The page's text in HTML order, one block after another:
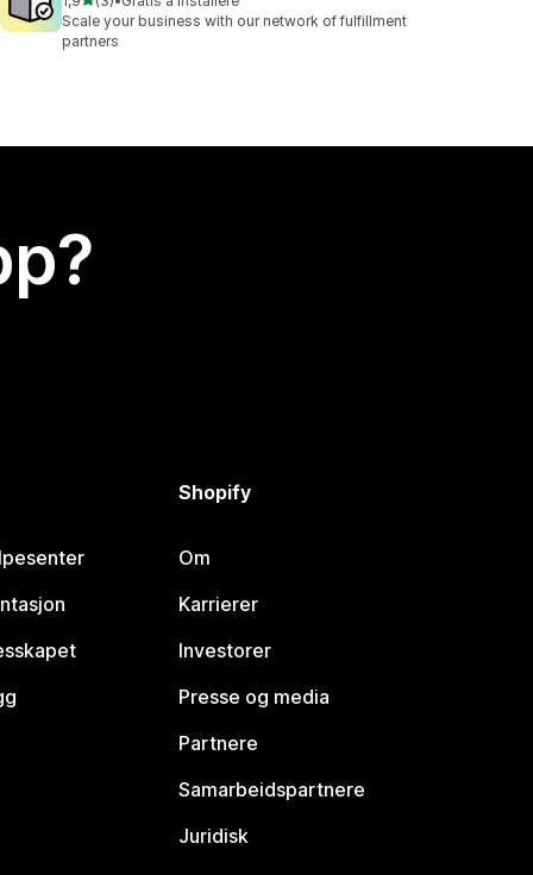
Totalt 3 omtaler
Scale your business with our network of fulfillment
partners
Shopify
Om
Karrierer
Investorer
Presse og media
Partnere
Samarbeidspartnere
Juridisk